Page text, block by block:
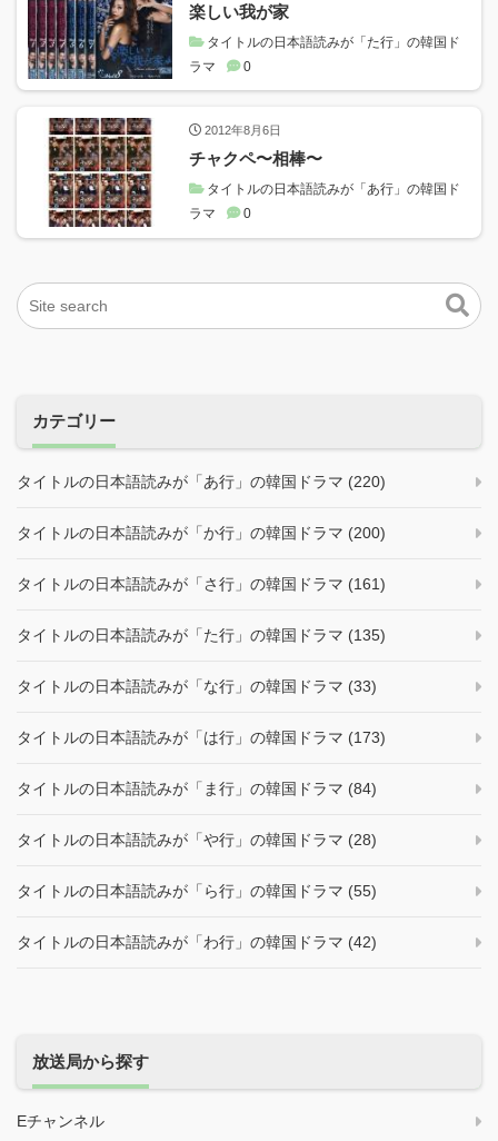
楽しい我が家
タイトルの日本語読みが「た行」の韓国ド
ラマ
0
2012年8月6日
チャクペ〜相棒〜
タイトルの日本語読みが「あ行」の韓国ド
ラマ
0
カテゴリー
タイトルの日本語読みが「あ行」の韓国ドラマ (220)
タイトルの日本語読みが「か行」の韓国ドラマ (200)
タイトルの日本語読みが「さ行」の韓国ドラマ (161)
タイトルの日本語読みが「た行」の韓国ドラマ (135)
タイトルの日本語読みが「な行」の韓国ドラマ (33)
タイトルの日本語読みが「は行」の韓国ドラマ (173)
タイトルの日本語読みが「ま行」の韓国ドラマ (84)
タイトルの日本語読みが「や行」の韓国ドラマ (28)
タイトルの日本語読みが「ら行」の韓国ドラマ (55)
タイトルの日本語読みが「わ行」の韓国ドラマ (42)
放送局から探す
Eチャンネル